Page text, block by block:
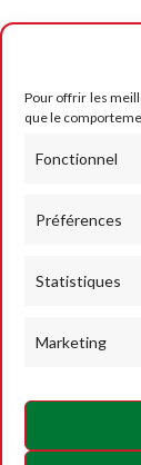
Pour offrir les
que le
Fonctionnel
Préférences
Statistiques
Marketing